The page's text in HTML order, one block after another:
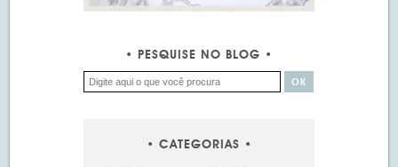
PESQUISE NO BLOG
CATEGORIAS